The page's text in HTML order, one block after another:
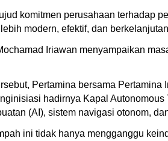
komitmen perusahaan terhadap
modern, efektif, dan
Iriawan menyampaikan
Pertamina bersama
hadirnya Kapal
(AI), sistem navigasi otonom,
ini tidak hanya mengganggu